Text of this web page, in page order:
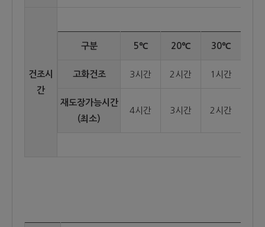
건조시
간
구분 5℃ 20℃ 30℃
고화건조 3시간 2시간 1시간
재도장가능시간
(최소)
4시간 3시간 2시간